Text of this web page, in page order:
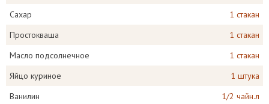
Сахар
1 стакан
Простокваша
1 стакан
Масло подсолнечное
1 стакан
Яйцо куриное
1 штука
Ванилин
1/2 чайн.л